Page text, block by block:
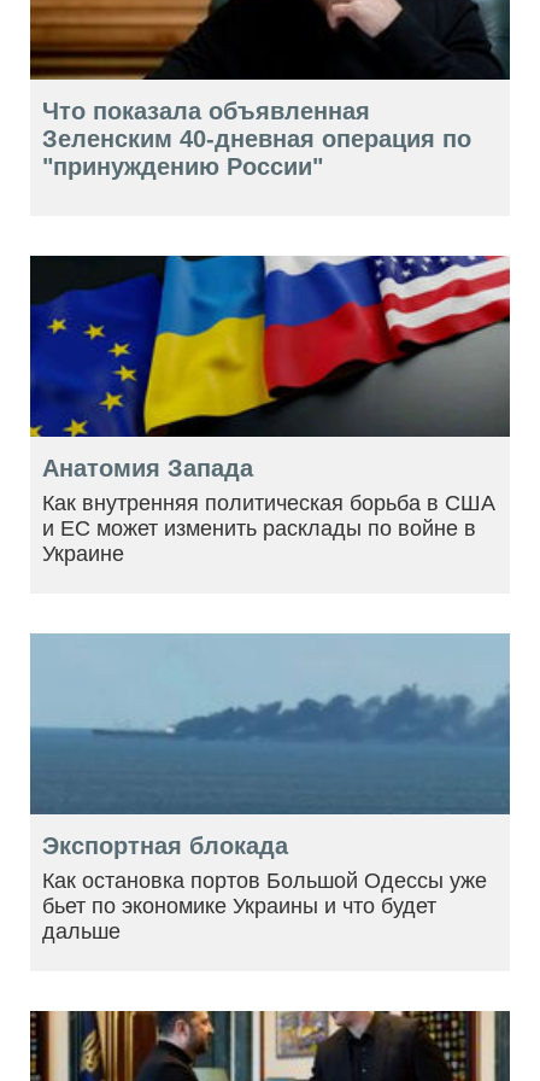
Что показала объявленная
Зеленским 40-дневная операция по
"принуждению России"
Анатомия Запада
Как внутренняя политическая борьба в США
и ЕС может изменить расклады по войне в
Украине
Экспортная блокада
Как остановка портов Большой Одессы уже
бьет по экономике Украины и что будет
дальше